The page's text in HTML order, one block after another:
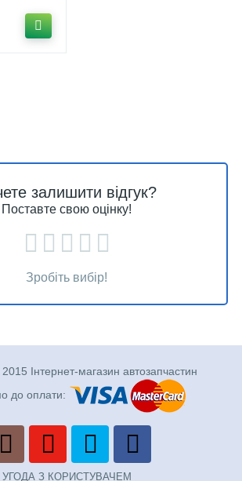
залишити відгук?
Поставте свою оцінку!
Зробіть вибір!
Інтернет-магазин автозапчастин
до оплати:
УГОДА З КОРИСТУВАЧЕМ